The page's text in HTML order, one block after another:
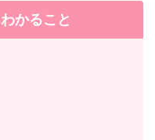
かること